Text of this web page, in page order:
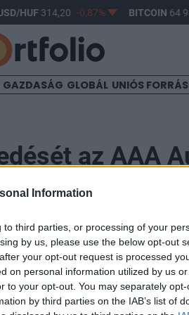
Information
third parties, or processing of your
by us, please use the below opt-out
your opt-out request is processed
on personal information utilized by us
to your opt-out. You may separately
by third parties on the IAB’s list of
HUF314,20 -0,87% BITCOIN64
GAZDASÁG GLOBÁL UNIÓS
az AAA
leányvállalatában, a szerb
áll a vállalat
nem végzett semmilyen aktív